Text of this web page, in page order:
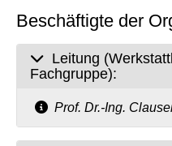
Beschäftigte der
Leitung
Fachgruppe):
Prof. Dr.-Ing.